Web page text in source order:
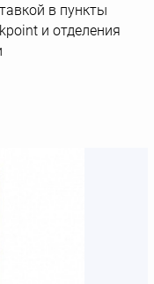
в пункты
и отделения